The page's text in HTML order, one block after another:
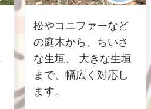
松やコニファーなど
の庭木から、ちいさ
な生垣、 大きな生垣
まで、幅広く対応し
ます。